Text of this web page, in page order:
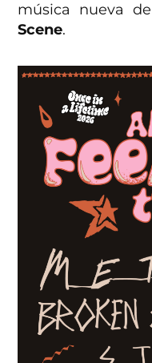
música nueva de
Scene.